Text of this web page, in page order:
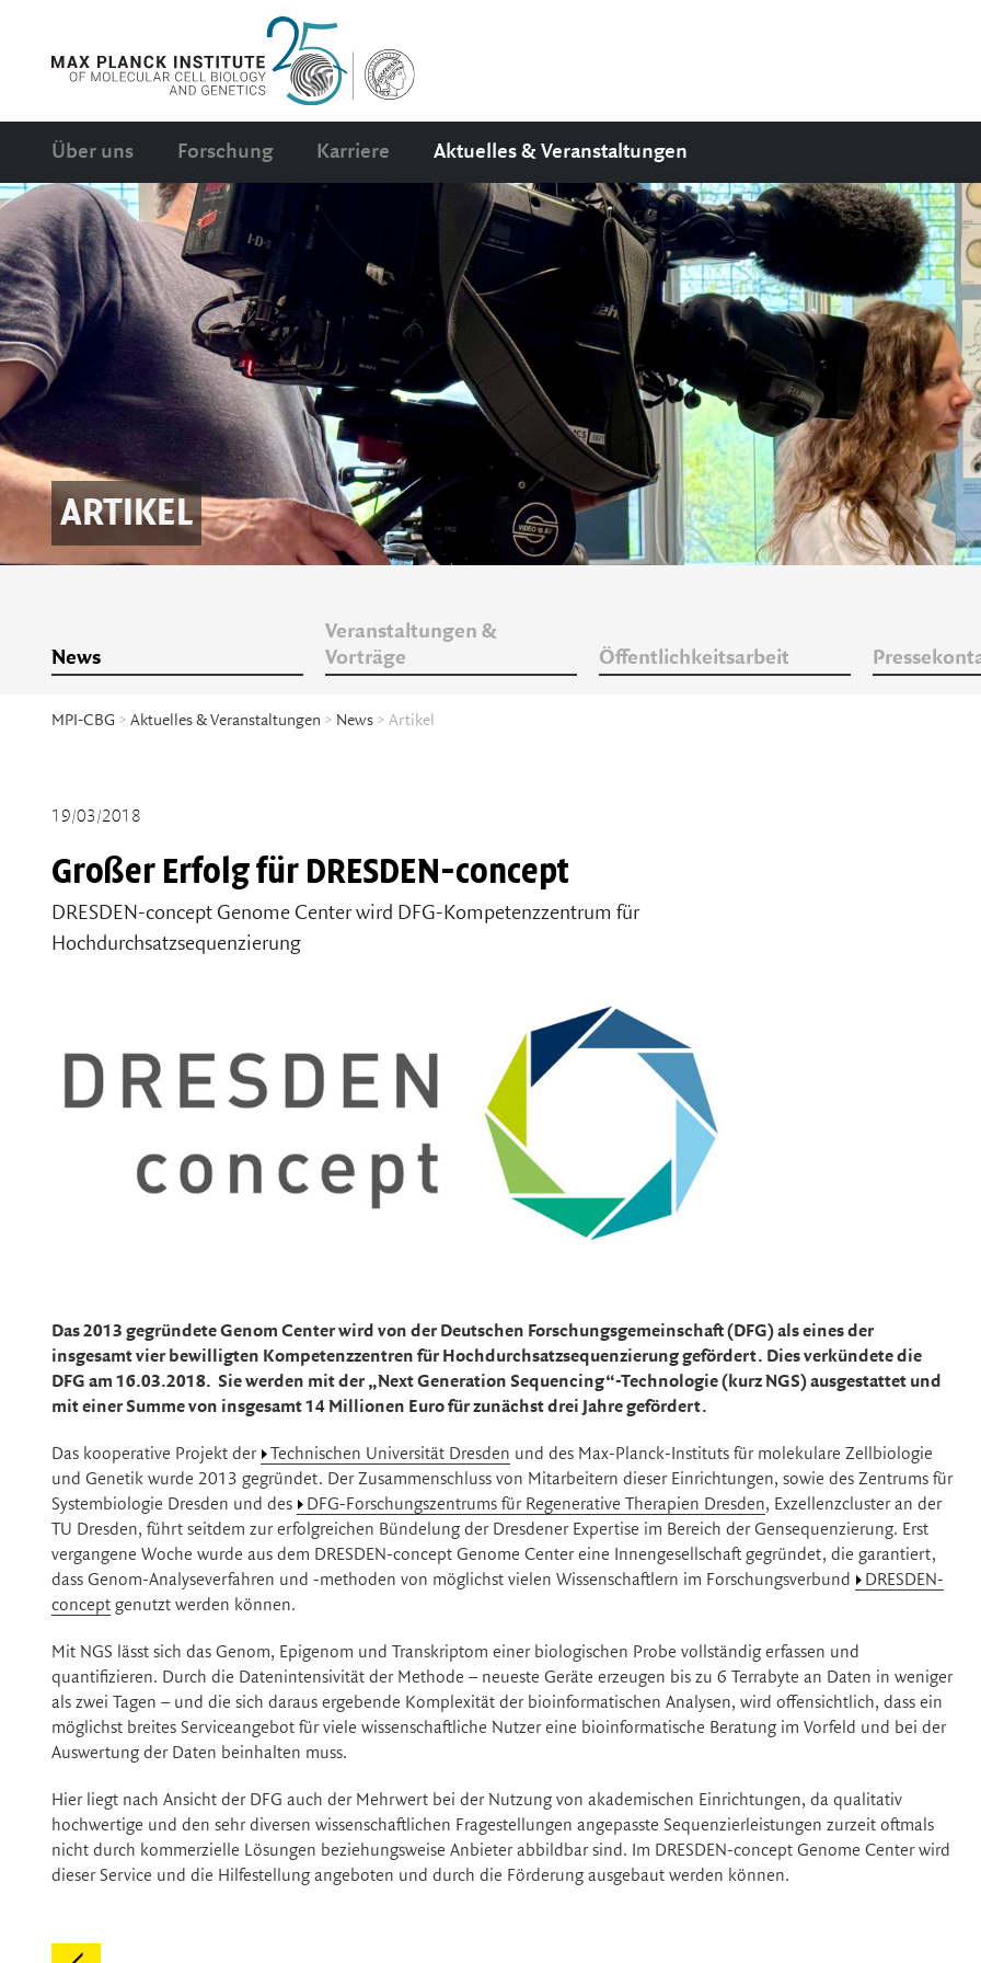
Über uns Forschung Karriere Aktuelles & Veranstaltungen
ARTIKEL
News
Veranstaltungen &
Vorträge
Öffentlichkeitsarbeit
MPI-CBG > Aktuelles & Veranstaltungen > News > Artikel
19/03/2018
Großer Erfolg für DRESDEN-concept
DRESDEN-concept Genome Center wird DFG-Kompetenzzentrum für
Hochdurchsatzsequenzierung
Das 2013 gegründete Genom Center wird von der Deutschen Forschungsgemeinschaft (DFG) als eines der
insgesamt vier bewilligten Kompetenzzentren für Hochdurchsatzsequenzierung gefördert. Dies verkündete die
DFG am 16.03.2018. Sie werden mit der „Next Generation Sequencing“-Technologie (kurz NGS) ausgestattet und
mit einer Summe von insgesamt 14 Millionen Euro für zunächst drei Jahre gefördert.
Das kooperative Projekt der Technischen Universität Dresden und des Max-Planck-Instituts für molekulare Zellbiologie
und Genetik wurde 2013 gegründet. Der Zusammenschluss von Mitarbeitern dieser Einrichtungen, sowie des Zentrums für
Systembiologie Dresden und des
DFG-Forschungszentrums für Regenerative Therapien Dresden, Exzellenzcluster an der
TU Dresden, führt seitdem zur erfolgreichen Bündelung der Dresdener Expertise im Bereich der Gensequenzierung. Erst
vergangene Woche wurde aus dem DRESDEN-concept Genome Center eine Innengesellschaft gegründet, die garantiert,
dass Genom-Analyseverfahren und -methoden von möglichst vielen Wissenschaftlern im Forschungsverbund
DRESDEN-
concept genutzt werden können.
Mit NGS lässt sich das Genom, Epigenom und Transkriptom einer biologischen Probe vollständig erfassen und
quantifizieren. Durch die Datenintensivität der Methode – neueste Geräte erzeugen bis zu 6 Terrabyte an Daten in weniger
als zwei Tagen – und die sich daraus ergebende Komplexität der bioinformatischen Analysen, wird offensichtlich, dass ein
möglichst breites Serviceangebot für viele wissenschaftliche Nutzer eine bioinformatische Beratung im Vorfeld und bei der
Auswertung der Daten beinhalten muss.
Hier liegt nach Ansicht der DFG auch der Mehrwert bei der Nutzung von akademischen Einrichtungen, da qualitativ
hochwertige und den sehr diversen wissenschaftlichen Fragestellungen angepasste Sequenzierleistungen zurzeit oftmals
nicht durch kommerzielle Lösungen beziehungsweise Anbieter abbildbar sind. Im DRESDEN-concept Genome Center wird
dieser Service und die Hilfestellung angeboten und durch die Förderung ausgebaut werden können.